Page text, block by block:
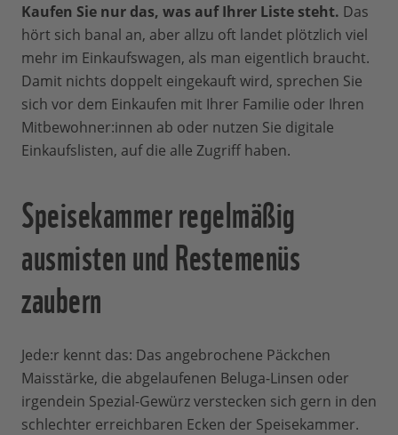
Kaufen Sie nur das, was auf Ihrer Liste steht. Das
hört sich banal an, aber allzu oft landet plötzlich viel
mehr im Einkaufswagen, als man eigentlich braucht.
Damit nichts doppelt eingekauft wird, sprechen Sie
sich vor dem Einkaufen mit Ihrer Familie oder Ihren
Mitbewohner:innen ab oder nutzen Sie digitale
Einkaufslisten, auf die alle Zugriff haben.
Speisekammer regelmäßig
ausmisten und Restemenüs
zaubern
Jede:r kennt das: Das angebrochene Päckchen
Maisstärke, die abgelaufenen Beluga-Linsen oder
irgendein Spezial-Gewürz verstecken sich gern in den
schlechter erreichbaren Ecken der Speisekammer.